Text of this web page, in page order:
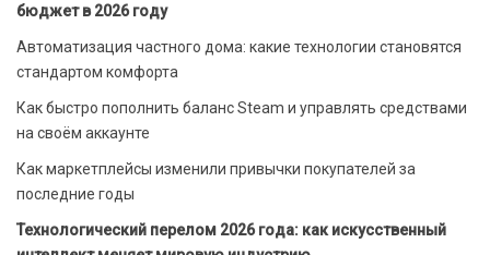
бюджет в 2026 году
Автоматизация частного дома: какие технологии становятся
стандартом комфорта
Как быстро пополнить баланс Steam и управлять средствами
на своём аккаунте
Как маркетплейсы изменили привычки покупателей за
последние годы
Технологический перелом 2026 года: как искусственный